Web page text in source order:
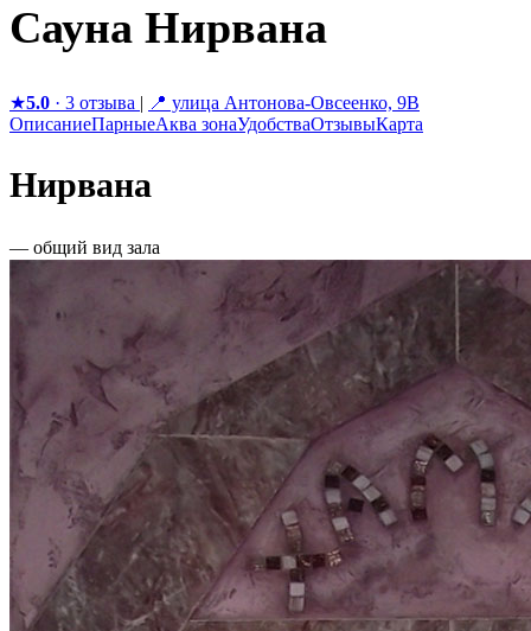
Сауна Нирвана
★5.0 · 3 отзыва | 📍 улица Антонова-Овсеенко, 9B
ОписаниеПарныеАква зонаУдобстваОтзывыКарта
Нирвана
— общий вид зала